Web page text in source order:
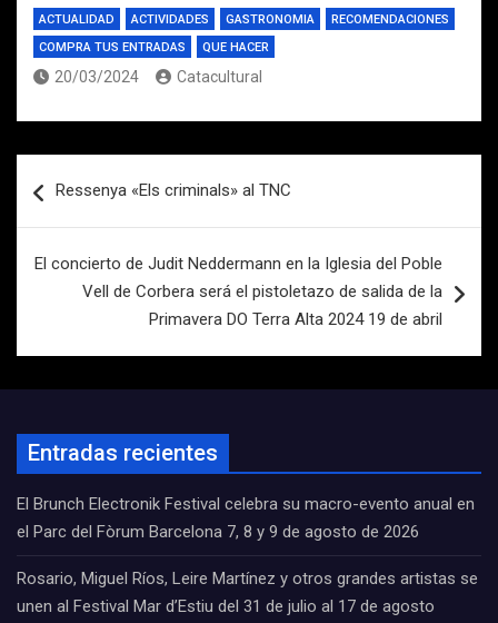
ACTUALIDAD ACTIVIDADES GASTRONOMIA
RECOMENDACIONES
COMPRA TUS ENTRADAS
QUE HACER
20/03/2024 Catacultural
de
Ressenya «Els criminals» al TNC
El concierto de Judit Neddermann en la Iglesia del Poble
Vell de Corbera será el pistoletazo de salida de la
Primavera DO Terra Alta 2024 19 de abril
Entradas recientes
El Brunch Electronik Festival celebra su macro-evento anual en
el Parc del Fòrum Barcelona 7, 8 y 9 de agosto de 2026
Rosario, Miguel Ríos, Leire Martínez y otros grandes artistas se
unen al Festival Mar d’Estiu del 31 de julio al 17 de agosto